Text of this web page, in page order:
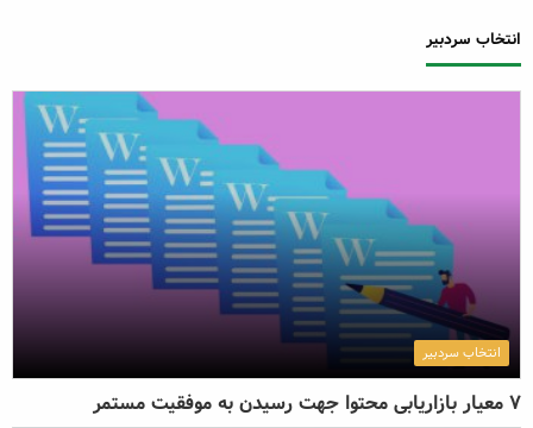
ارسال دیدگاه
انتخاب سردبیر
انتخاب سردبیر
7 معیار بازاریابی محتوا جهت رسیدن به موفقیت مستمر